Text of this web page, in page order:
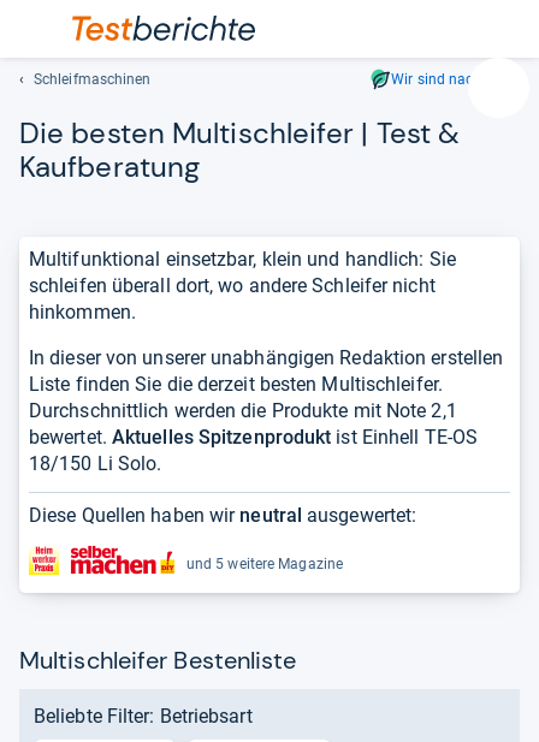
und
mit
Schleifmaschinen Wir sind nachhaltig
Die bes­ten Mul­tischlei­fer | Test &
Kauf­be­ra­tung
Multifunktional einsetzbar, klein und handlich: Sie
schleifen überall dort, wo andere Schleifer nicht
hinkommen.
In dieser von unserer unabhängigen Redaktion erstellen
Liste finden Sie die derzeit besten Multischleifer.
Durchschnittlich werden die Produkte mit Note 2,1
bewertet. Aktuelles Spitzenprodukt ist Einhell TE-OS
18/150 Li Solo.
Diese Quellen haben wir neutral ausgewertet:
und 5 weitere Magazine
Multischleifer Bestenliste
Beliebte Filter: Betriebsart